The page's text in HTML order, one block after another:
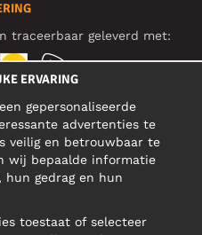
traceerbaar geleverd met:
MEDIA
10117 Tallinn
ERVARING
gepersonaliseerde
advertenties te
veilig en betrouwbaar te
wij bepaalde informatie
hun gedrag en hun
toestaat of selecteer